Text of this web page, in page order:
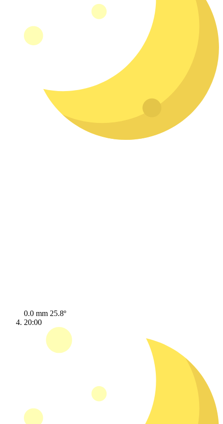
0.0 mm 25.8º
20:00